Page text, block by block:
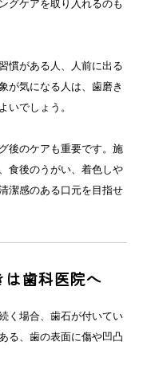
グケアを取り入れるのも
慣がある人、人前に出る
が気になる人は、歯磨き
いでしょう。
後のケアも重要です。施
食後のうがい、着色しや
潔感のある口元を目指せ
歯科医院へ
く場合、歯石が付いてい
る、歯の表面に傷や凹凸